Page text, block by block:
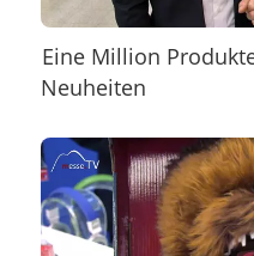
Eine Million
Neuheiten